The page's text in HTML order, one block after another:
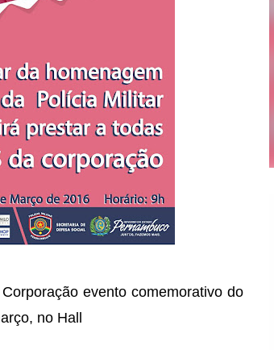
evento comemorativo do
no Hall